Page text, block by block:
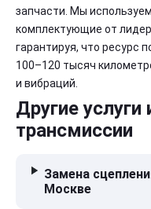
запчасти. Мы
комплектующие от
гарантируя, что ресурс
100–120 тысяч
и вибраций.
Другие
трансмиссии
Замена
Москве